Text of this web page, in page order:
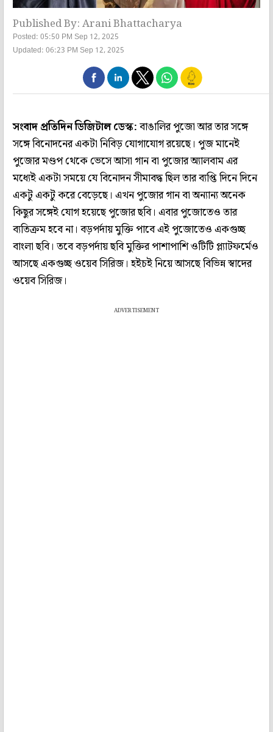
Published By: Arani Bhattacharya
Posted: 05:50 PM Sep 12, 2025
Updated: 06:23 PM Sep 12, 2025
সংবাদ প্রতিদিন ডিজিটাল ডেস্ক:বাঙালির পুজো আর তার সঙ্গে
সঙ্গে বিনোদনের একটা নিবিড় যোগাযোগ রয়েছে। পুজ মানেই
পুজোর মণ্ডপ থেকে ভেসে আসা গান বা পুজোর অ্যালবাম এর
মধ্যেই একটা সময়ে যে বিনোদন সীমাবদ্ধ ছিল তার ব্যপ্তি দিনে দিনে
একটু একটু করে বেড়েছে। এখন পুজোর গান বা অন্যান্য অনেক
কিছুর সঙ্গেই যোগ হয়েছে পুজোর ছবি। এবার পুজোতেও তার
ব্যতিক্রম হবে না। বড়পর্দায় মুক্তি পাবে এই পুজোতেও একগুচ্ছ
বাংলা ছবি। তবে বড়পর্দায় ছবি মুক্তির পাশাপাশি ওটিটি প্ল্যাটফর্মেও
আসছে একগুচ্ছ ওয়েব সিরিজ। হইচই নিয়ে আসছে বিভিন্ন স্বাদের
ওয়েব সিরিজ।
ADVERTISEMENT